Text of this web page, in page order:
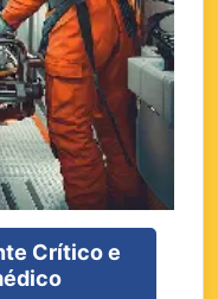
Crítico e